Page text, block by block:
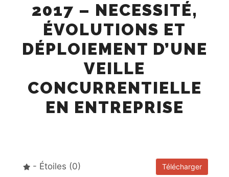
2017 – NECESSITÉ,
ÉVOLUTIONS ET
DÉPLOIEMENT D’UNE
VEILLE
CONCURRENTIELLE
EN ENTREPRISE
Télécharger
- Étoiles (0)